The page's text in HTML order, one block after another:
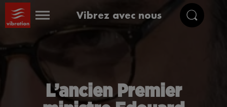
Vibrez avec nous
L’ancien Premier